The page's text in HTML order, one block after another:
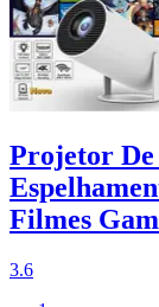
Projetor
Filmes
3.6